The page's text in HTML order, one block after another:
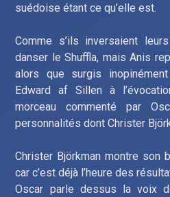
suédoise étant ce qu’elle est.
Comme s’ils inversaient
danser le Shuffla, mais Anis
alors que surgis
Edward af Sillen à
morceau commenté par
personnalités dont Christer
Christer Björkman montre son
car c’est déjà l’heure des
Oscar parle dessus la voix